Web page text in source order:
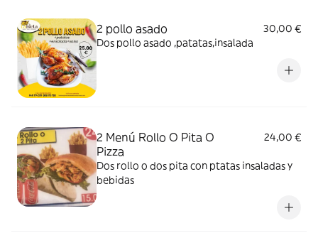
2 pollo asado
30,00 €
Dos pollo asado ,patatas,insalada
2 Menú Rollo O Pita O
Pizza
24,00 €
Dos rollo o dos pita con ptatas insaladas y
bebidas